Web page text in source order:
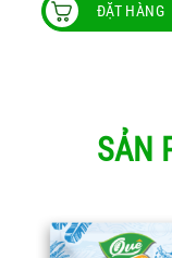
ĐẶT HÀNG
nhiều
biến
tùy
chọn
SẢN